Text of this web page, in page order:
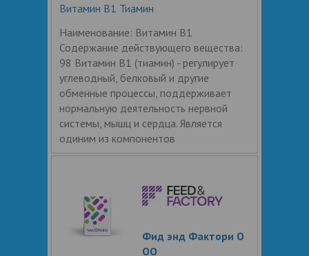
Витамин B1 Тиамин
Наименование: Витамин B1
Содержание действующего вещества:
98 Витамин В1 (тиамин) - регулирует
углеводный, белковый и другие
обменные процессы, поддерживает
нормальную деятельность нервной
системы, мышц и сердца. Является
одиним из компонентов
Фид энд Фактори О
ОО